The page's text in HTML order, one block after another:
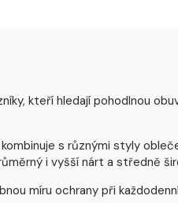
kteří hledají pohodlnou
s různými styly
i vyšší nárt a středně
míru ochrany při